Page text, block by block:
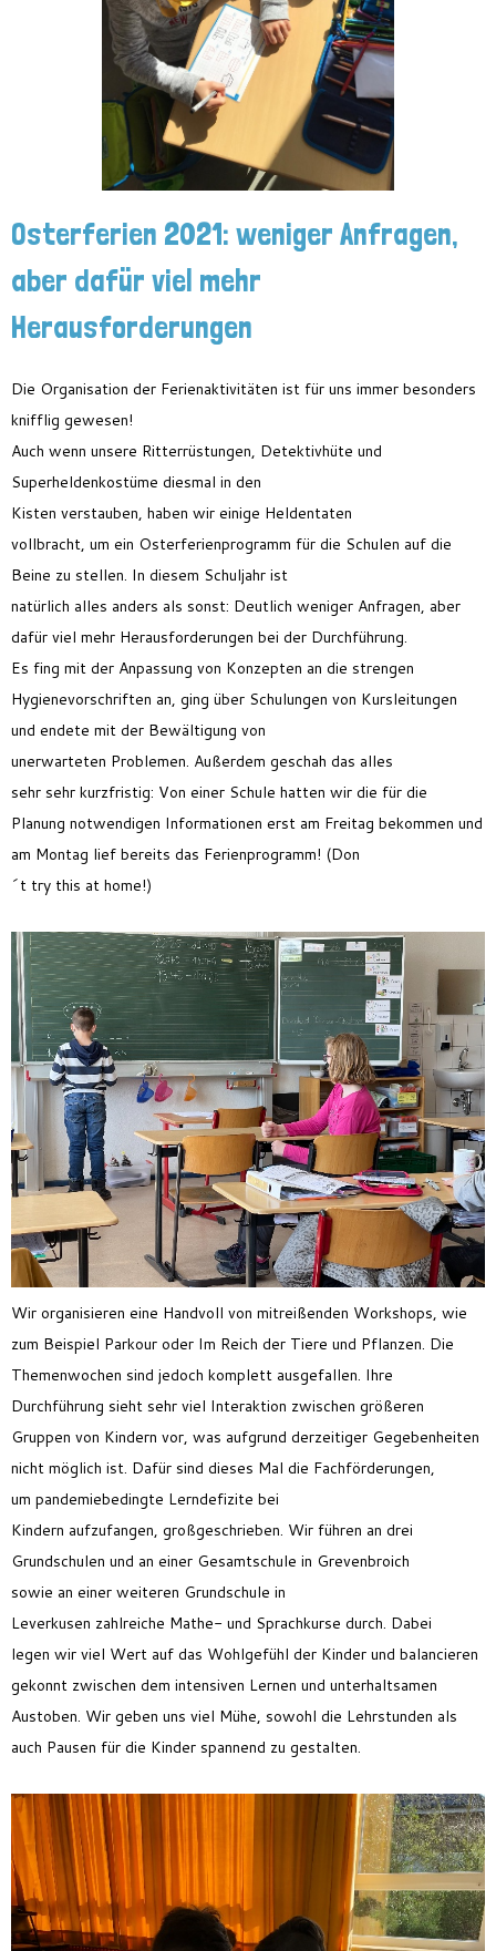
Feriencamp
Jobs
Kontakt
Osterferien 2021: weniger Anfragen,
aber dafür viel mehr
Herausforderungen
Die Organisation der Ferienaktivitäten ist für uns immer besonders
knifflig gewesen!
Auch wenn unsere Ritterrüstungen, Detektivhüte und
Superheldenkostüme diesmal in den
Kisten verstauben, haben wir einige Heldentaten
vollbracht, um ein Osterferienprogramm für die Schulen auf die
Beine zu stellen. In diesem Schuljahr ist
natürlich alles anders als sonst: Deutlich weniger Anfragen, aber
dafür viel mehr Herausforderungen bei der Durchführung.
Es fing mit der Anpassung von Konzepten an die strengen
Hygienevorschriften an, ging über Schulungen von Kursleitungen
und endete mit der Bewältigung von
unerwarteten Problemen. Außerdem geschah das alles
sehr sehr kurzfristig: Von einer Schule hatten wir die für die
Planung notwendigen Informationen erst am Freitag bekommen und
am Montag lief bereits das Ferienprogramm! (Don
´t try this at home!)
Wir organisieren eine Handvoll von mitreißenden Workshops, wie
zum Beispiel Parkour oder Im Reich der Tiere und Pflanzen. Die
Themenwochen sind jedoch komplett ausgefallen. Ihre
Durchführung sieht sehr viel Interaktion zwischen größeren
Gruppen von Kindern vor, was aufgrund derzeitiger Gegebenheiten
nicht möglich ist. Dafür sind dieses Mal die Fachförderungen,
um pandemiebedingte Lerndefizite bei
Kindern aufzufangen, großgeschrieben. Wir führen an drei
Grundschulen und an einer Gesamtschule in Grevenbroich
sowie an einer weiteren Grundschule in
Leverkusen zahlreiche Mathe- und Sprachkurse durch. Dabei
legen wir viel Wert auf das Wohlgefühl der Kinder und balancieren
gekonnt zwischen dem intensiven Lernen und unterhaltsamen
Austoben. Wir geben uns viel Mühe, sowohl die Lehrstunden als
auch Pausen für die Kinder spannend zu gestalten.